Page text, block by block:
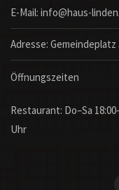
E-Mail: info@haus-
Adresse: Gemeindeplatz
Öffnungszeiten
Restaurant: Do–Sa
Uhr